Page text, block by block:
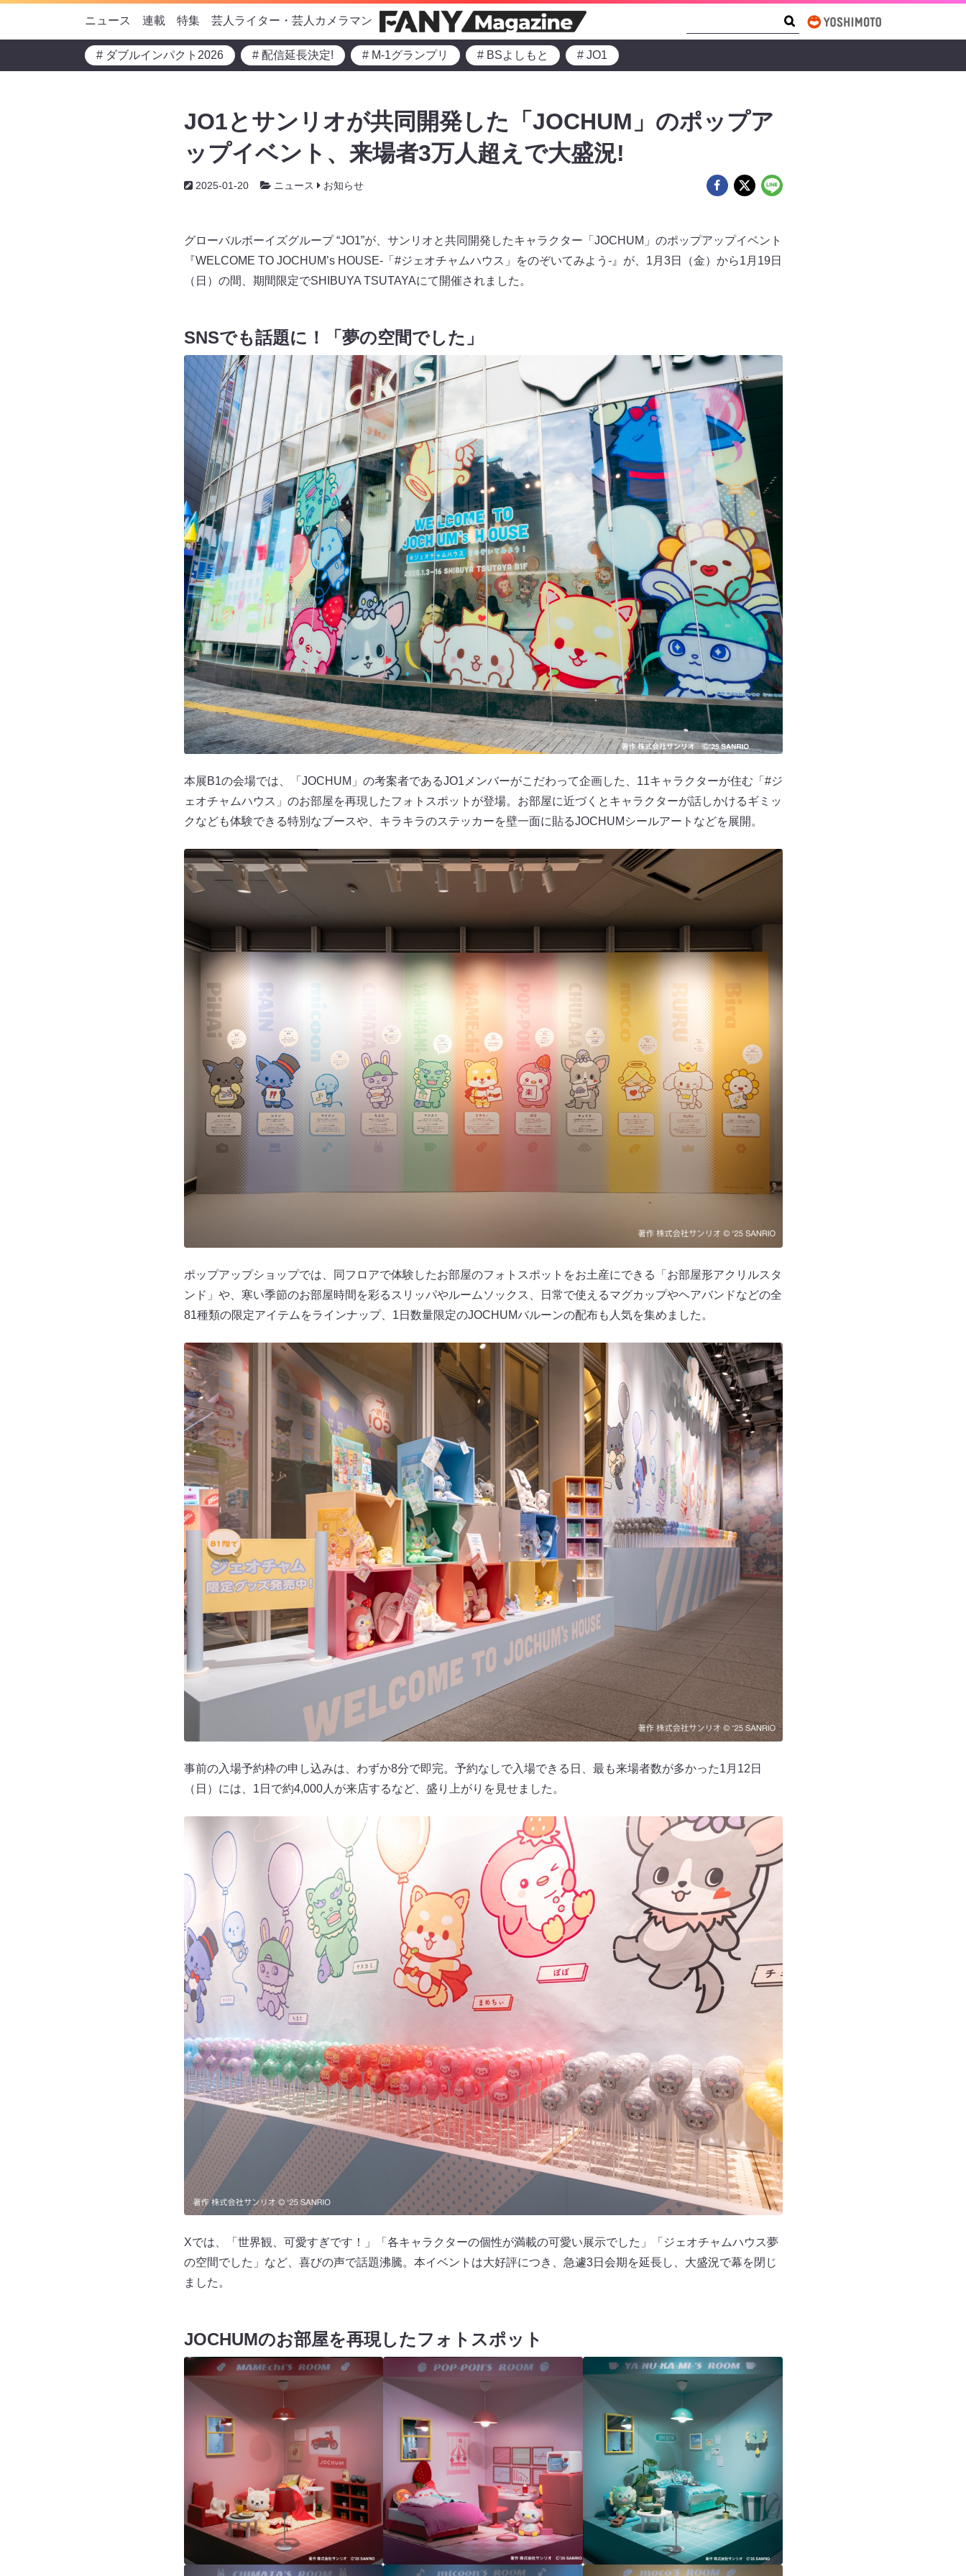
ニュース 連載 特集 芸人ライター・芸人カメラマン
# ダブルインパクト2026 # 配信延長決定! # M-1グランプリ # BSよしもと # JO1
JO1とサンリオが共同開発した「JOCHUM」のポップア
ップイベント、来場者3万人超えで大盛況!
2025-01-20 ニュース お知らせ
グローバルボーイズグループ “JO1”が、サンリオと共同開発したキャラクター「JOCHUM」のポップアップイベント
『WELCOME TO JOCHUM’s HOUSE-「#ジェオチャムハウス」をのぞいてみよう-』が、1月3日（金）から1月19日
（日）の間、期間限定でSHIBUYA TSUTAYAにて開催されました。
SNSでも話題に！「夢の空間でした」
本展B1の会場では、「JOCHUM」の考案者であるJO1メンバーがこだわって企画した、11キャラクターが住む「#ジ
ェオチャムハウス」のお部屋を再現したフォトスポットが登場。お部屋に近づくとキャラクターが話しかけるギミッ
クなども体験できる特別なブースや、キラキラのステッカーを壁一面に貼るJOCHUMシールアートなどを展開。
ポップアップショップでは、同フロアで体験したお部屋のフォトスポットをお土産にできる「お部屋形アクリルスタ
ンド」や、寒い季節のお部屋時間を彩るスリッパやルームソックス、日常で使えるマグカップやヘアバンドなどの全
81種類の限定アイテムをラインナップ、1日数量限定のJOCHUMバルーンの配布も人気を集めました。
事前の入場予約枠の申し込みは、わずか8分で即完。予約なしで入場できる日、最も来場者数が多かった1月12日
（日）には、1日で約4,000人が来店するなど、盛り上がりを見せました。
Xでは、「世界観、可愛すぎです！」「各キャラクターの個性が満載の可愛い展示でした」「ジェオチャムハウス夢
の空間でした」など、喜びの声で話題沸騰。本イベントは大好評につき、急遽3日会期を延⻑し、大盛況で幕を閉じ
ました。
JOCHUMのお部屋を再現したフォトスポット